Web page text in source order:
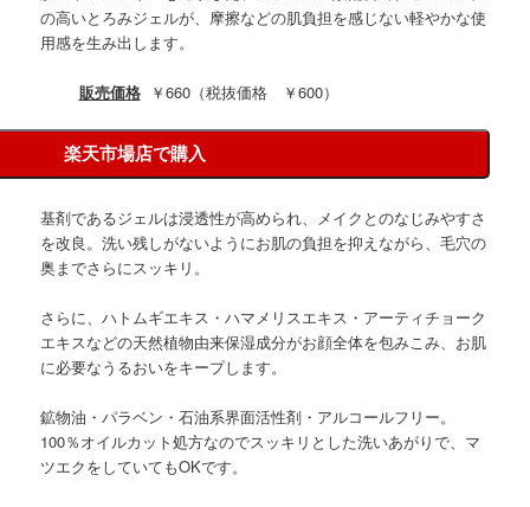
の高いとろみジェルが、摩擦などの肌負担を感じない軽やかな使
用感を生み出します。
販売価格￥660（税抜価格 ￥600）
楽天市場店で購入
基剤であるジェルは浸透性が高められ、メイクとのなじみやすさ
を改良。洗い残しがないようにお肌の負担を抑えながら、毛穴の
奥までさらにスッキリ。
さらに、ハトムギエキス・ハマメリスエキス・アーティチョーク
エキスなどの天然植物由来保湿成分がお顔全体を包みこみ、お肌
に必要なうるおいをキープします。
鉱物油・パラベン・石油系界面活性剤・アルコールフリー。
100％オイルカット処方なのでスッキリとした洗いあがりで、マ
ツエクをしていてもOKです。